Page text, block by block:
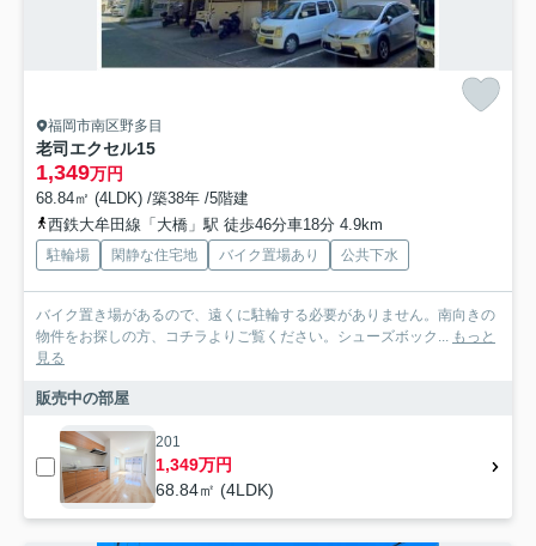
福岡市南区野多目
老司エクセル15
1,349万円
68.84㎡ (4LDK) /築38年 /5階建
西鉄大牟田線「大橋」駅 徒歩46分車18分 4.9km
駐輪場 閑静な住宅地 バイク置場あり 公共下水
バイク置き場があるので、遠くに駐輪する必要がありません。南向きの
物件をお探しの方、コチラよりご覧ください。シューズボック... もっと
見る
販売中の部屋
201
1,349万円
68.84㎡ (4LDK)